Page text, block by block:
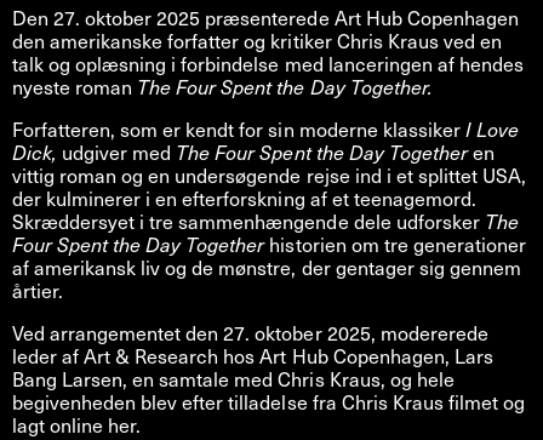
Den 27. oktober 2025 præsenterede Art Hub Copenhagen
den amerikanske forfatter og kritiker Chris Kraus ved en
talk og oplæsning i forbindelse med lanceringen af hendes
nyeste roman The Four Spent the Day Together.
Forfatteren, som er kendt for sin moderne klassikerI Love
Dick, udgiver med The Four Spent the Day Togetheren
vittig roman og en undersøgende rejse ind i et splittet USA,
der kulminerer i en efterforskning af et teenagemord.
Skræddersyet i tre sammenhængende dele udforsker The
Four Spent the Day Togetherhistorien om tre generationer
af amerikansk liv og de mønstre, der gentager sig gennem
årtier.
Ved arrangementet den 27. oktober 2025, modererede
leder af Art & Research hos Art Hub Copenhagen, Lars
Bang Larsen, en samtale med Chris Kraus, og hele
begivenheden blev efter tilladelse fra Chris Kraus filmet og
lagt online her.